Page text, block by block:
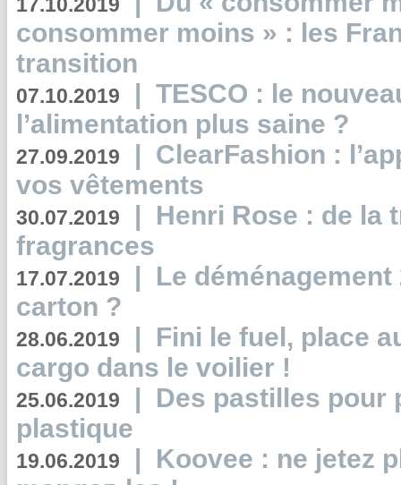
consommer moins » : les
transition
07.10.2019 | TESCO : le
l’alimentation plus saine ?
27.09.2019 | ClearFashion :
vos vêtements
30.07.2019 | Henri Rose : de la
fragrances
17.07.2019 | Le
carton ?
28.06.2019 | Fini le fuel, place
cargo dans le voilier !
25.06.2019 | Des pastilles pour
plastique
19.06.2019 | Koovee : ne jetez